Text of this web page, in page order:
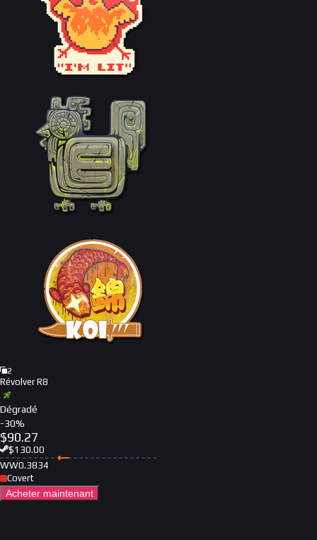
2
Révolver R8
Dégradé
-30%
$90.27
$130.00
WW0.3834
Covert
Acheter maintenant